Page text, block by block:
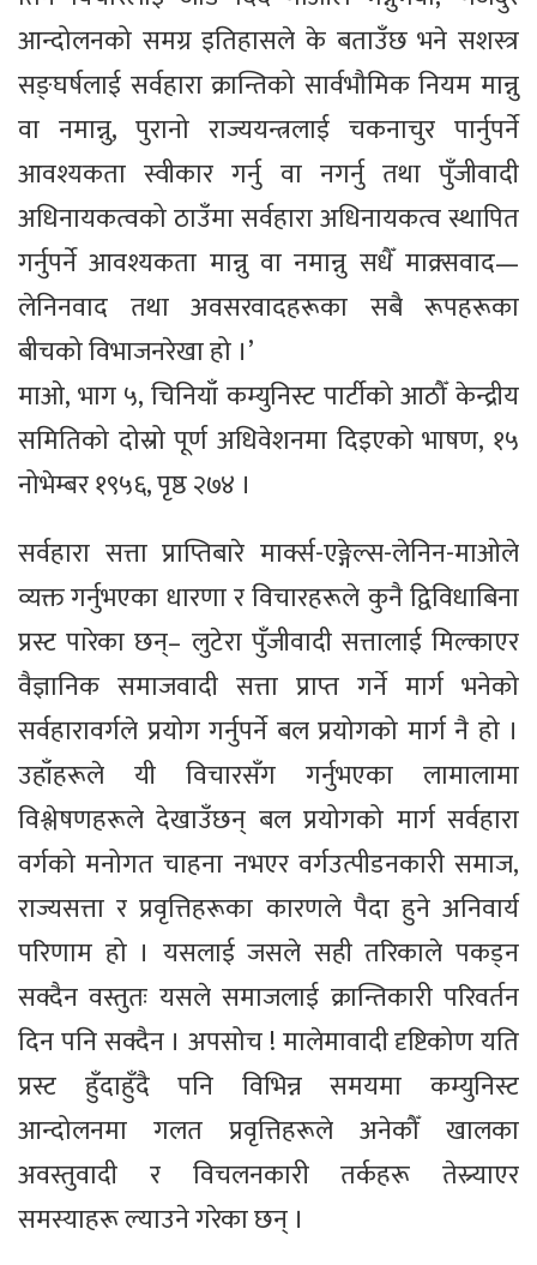
आन्दोलनको समग्र इतिहासले के बताउँछ भने सशस्त्र
सङ्घर्षलाई सर्वहारा क्रान्तिको सार्वभौमिक नियम मान्नु
वा नमान्नु, पुरानो राज्ययन्त्रलाई चकनाचुर पार्नुपर्ने
आवश्यकता स्वीकार गर्नु वा नगर्नु तथा पुँजीवादी
अधिनायकत्वको ठाउँमा सर्वहारा अधिनायकत्व स्थापित
गर्नुपर्ने आवश्यकता मान्नु वा नमान्नु सधैँ माक्र्सवाद—
लेनिनवाद तथा अवसरवादहरूका सबै रूपहरूका
बीचको विभाजनरेखा हो ।’
माओ, भाग ५, चिनियाँ कम्युनिस्ट पार्टीको आठौँ केन्द्रीय
समितिको दोस्रो पूर्ण अधिवेशनमा दिइएको भाषण, १५
नोभेम्बर १९५६, पृष्ठ २७४ ।
सर्वहारा सत्ता प्राप्तिबारे मार्क्स-एङ्गेल्स-लेनिन-माओले
व्यक्त गर्नुभएका धारणा र विचारहरूले कुनै द्विविधाबिना
प्रस्ट पारेका छन्– लुटेरा पुँजीवादी सत्तालाई मिल्काएर
वैज्ञानिक समाजवादी सत्ता प्राप्त गर्ने मार्ग भनेको
सर्वहारावर्गले प्रयोग गर्नुपर्ने बल प्रयोगको मार्ग नै हो ।
उहाँहरूले यी विचारसँग गर्नुभएका लामालामा
विश्लेषणहरूले देखाउँछन् बल प्रयोगको मार्ग सर्वहारा
वर्गको मनोगत चाहना नभएर वर्गउत्पीडनकारी समाज,
राज्यसत्ता र प्रवृत्तिहरूका कारणले पैदा हुने अनिवार्य
परिणाम हो । यसलाई जसले सही तरिकाले पकड्न
सक्दैन वस्तुतः यसले समाजलाई क्रान्तिकारी परिवर्तन
दिन पनि सक्दैन । अपसोच ! मालेमावादी दृष्टिकोण यति
प्रस्ट हुँदाहुँदै पनि विभिन्न समयमा कम्युनिस्ट
आन्दोलनमा गलत प्रवृत्तिहरूले अनेकौँ खालका
अवस्तुवादी र विचलनकारी तर्कहरू तेस्र्याएर
समस्याहरू ल्याउने गरेका छन् ।